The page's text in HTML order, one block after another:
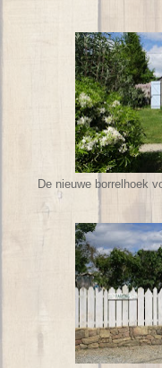
De nieuwe borrelhoek